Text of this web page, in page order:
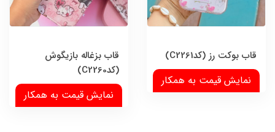
قاب بوکت رز (کدC2261)
نمایش قیمت به همکار
قاب بزغاله بازیگوش
(کدC2260)
نمایش قیمت به همکار